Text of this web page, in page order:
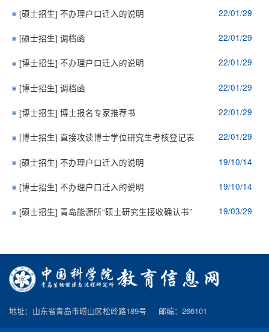
[硕士招生] 不办理户口迁入的说明 22/01/29
[硕士招生] 调档函 22/01/29
[博士招生] 不办理户口迁入的说明 22/01/29
[博士招生] 调档函 22/01/29
[博士招生] 博士报名专家推荐书 22/01/29
[博士招生] 直接攻读博士学位研究生考核登记表 22/01/29
[硕士招生] 不办理户口迁入的说明 19/10/14
[博士招生] 不办理户口迁入的说明 19/10/14
[硕士招生] 青岛能源所“硕士研究生接收确认书” 19/03/29
地址：山东省青岛市崂山区松岭路189号 邮编：266101